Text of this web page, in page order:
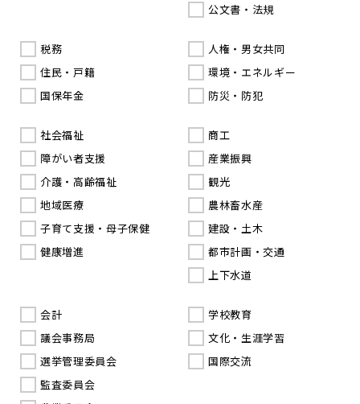
公文書・法規
税務
住民・戸籍
国保年金
人権・男女共同
環境・エネルギー
防災・防犯
社会福祉
障がい者支援
介護・高齢福祉
地域医療
子育て支援・母子保健
健康増進
商工
産業振興
観光
農林畜水産
建設・土木
都市計画・交通
上下水道
会計
議会事務局
選挙管理委員会
監査委員会
学校教育
文化・生涯学習
国際交流